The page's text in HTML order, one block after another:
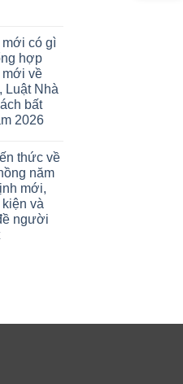
mới có gì
hợp
về
Luật Nhà
bất
2026
thức về
năm
mới,
và
người